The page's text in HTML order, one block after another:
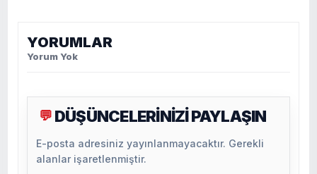
YORUMLAR
Yorum Yok
💬 DÜŞÜNCELERİNİZİ PAYLAŞIN
E-posta adresiniz yayınlanmayacaktır. Gerekli
alanlar işaretlenmiştir.